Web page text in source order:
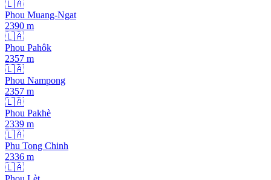
🇱🇦
Phou Muang-Ngat
2390 m
🇱🇦
Phou Pahôk
2357 m
🇱🇦
Phou Nampong
2357 m
🇱🇦
Phou Pakhè
2339 m
🇱🇦
Phu Tong Chinh
2336 m
🇱🇦